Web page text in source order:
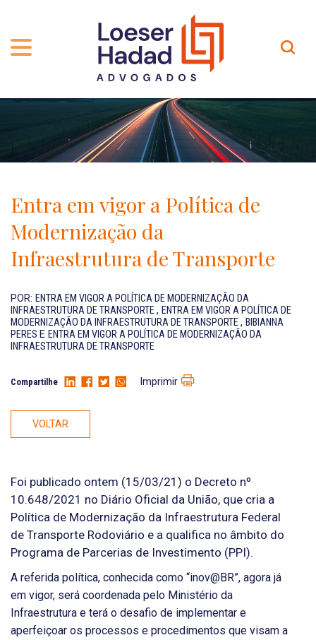
TRAJETÓRIA
INCLUSÃO E DIVERSIDADE
PRÊMIOS
NOSSA EQUIPE
ÁREAS DE ATUAÇÃO
PROFISSIONAIS
CARREIRA
Contato
Localização
Entra em vigor a Política de
Modernização da
Infraestrutura de Transporte
POR: ENTRA EM VIGOR A POLÍTICA DE MODERNIZAÇÃO DA
INFRAESTRUTURA DE TRANSPORTE, ENTRA EM VIGOR A POLÍTICA DE
MODERNIZAÇÃO DA INFRAESTRUTURA DE TRANSPORTE, BIBIANNA
PERES E ENTRA EM VIGOR A POLÍTICA DE MODERNIZAÇÃO DA
INFRAESTRUTURA DE TRANSPORTE
Compartilhe Imprimir
VOLTAR
Foi publicado ontem (15/03/21) o Decreto nº
10.648/2021 no Diário Oficial da União, que cria a
Política de Modernização da Infraestrutura Federal
de Transporte Rodoviário e a qualifica no âmbito do
Programa de Parcerias de Investimento (PPI).
A referida política, conhecida como “inov@BR”, agora já
em vigor, será coordenada pelo Ministério da
Infraestrutura e terá o desafio de implementar e
aperfeiçoar os processos e procedimentos que visam a